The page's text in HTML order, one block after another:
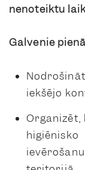
nenoteiktu
Galvenie
iekšējo